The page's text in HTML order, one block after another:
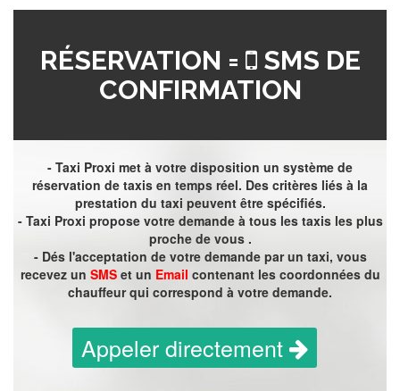
RÉSERVATION =
SMS DE
CONFIRMATION
- Taxi Proxi met à votre disposition un système de
réservation de taxis en temps réel. Des critères liés à la
prestation du taxi peuvent être spécifiés.
- Taxi Proxi propose votre demande à tous les taxis les plus
proche de vous .
- Dés l'acceptation de votre demande par un taxi, vous
recevez un SMSet un Email contenant les coordonnées du
chauffeur qui correspond à votre demande.
Appeler directement